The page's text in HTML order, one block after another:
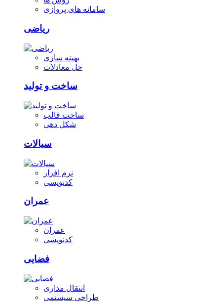
سامانه های پروازی
ریاضی
بهینه سازی
حل معادلات
ساخت و تولید
ساخت قالب
شکل دهی
سیالات
نرم افزار
کدنویسی
عمران
عمران
کدنویسی
فضایی
انتقال مداری
طراحی سیستمی